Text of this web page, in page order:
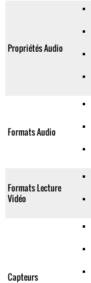
Propriétés Audio
Formats Audio
Formats Lecture
Vidéo
Capteurs